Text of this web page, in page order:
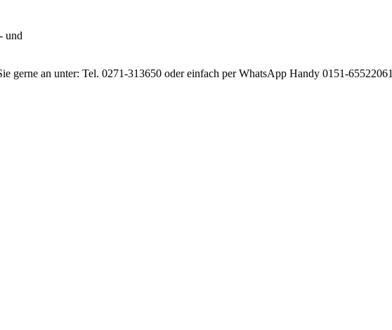
und
gerne an unter: Tel. 0271-313650 oder einfach per WhatsApp Handy 0151-65522061